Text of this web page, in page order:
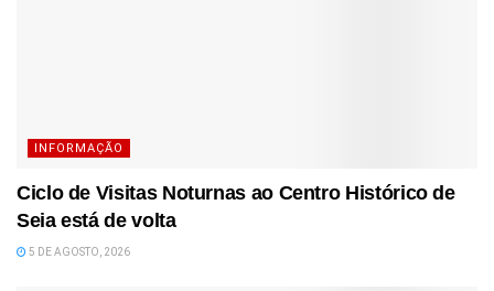
INFORMAÇÃO
Ciclo de Visitas Noturnas ao Centro Histórico de
Seia está de volta
5 DE AGOSTO, 2026